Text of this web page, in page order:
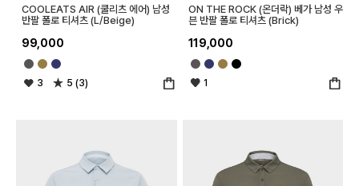
COOLEATS AIR (쿨리츠 에어) 남성
반팔 폴로 티셔츠 (L/Beige)
99,000
3 5 (3)
ON THE ROCK (온더락) 베가 남성 우
븐 반팔 폴로 티셔츠 (Brick)
119,000
1